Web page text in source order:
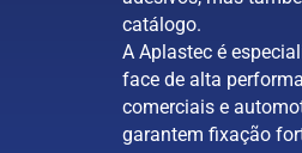
catálogo.
A Aplastec é
face de alta
comerciais e
garantem fixação